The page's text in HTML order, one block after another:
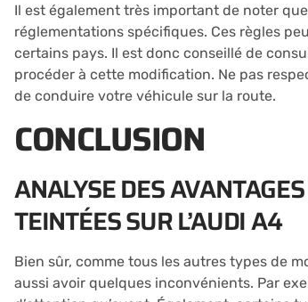
Il est également très important de noter
réglementations spécifiques. Ces règles
certains pays. Il est donc conseillé de
procéder à cette modification. Ne pas
de conduire votre véhicule sur la route.
CONCLUSION
ANALYSE DES
TEINTÉES SUR L’AUDI A4
Bien sûr, comme tous les autres types de
aussi avoir quelques inconvénients. Par